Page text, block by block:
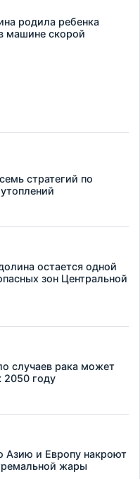
родила ребенка
машине скорой
стратегий по
остается одной
зон Центральной
случаев рака может
2050 году
Азию и Европу накроют
жары